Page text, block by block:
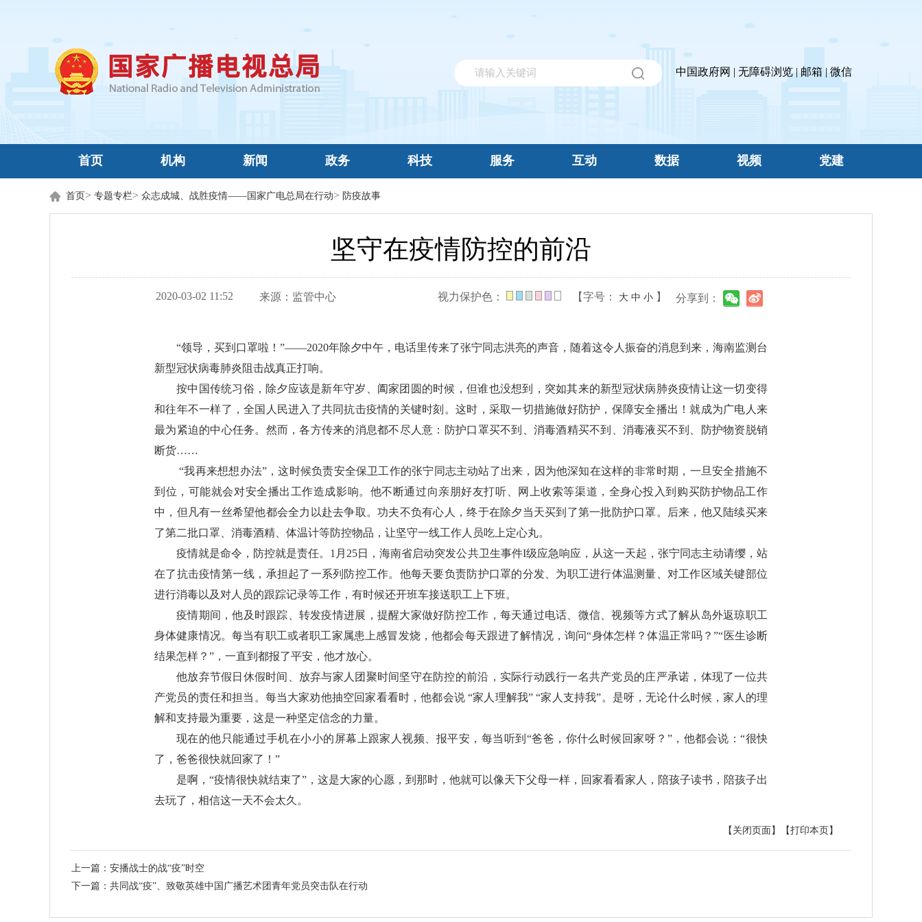
中国政府网 | 无障碍浏览|邮箱 |微信
首页 机构 新闻 政务 科技 服务 互动 数据 视频 党建
首页> 专题专栏> 众志成城、战胜疫情——国家广电总局在行动> 防疫故事
坚守在疫情防控的前沿
2020-03-02 11:52 来源： 监管中心 视力保护色： 【字号： 大 中 小 】 分享到：
“领导，买到口罩啦！”——2020年除夕中午，电话里传来了张宁同志洪亮的声音，随着这令人振奋的消息到来，海南监测台
新型冠状病毒肺炎阻击战真正打响。
按中国传统习俗，除夕应该是新年守岁、阖家团圆的时候，但谁也没想到，突如其来的新型冠状病肺炎疫情让这一切变得
和往年不一样了，全国人民进入了共同抗击疫情的关键时刻。这时，采取一切措施做好防护，保障安全播出！就成为广电人来
最为紧迫的中心任务。然而，各方传来的消息都不尽人意：防护口罩买不到、消毒酒精买不到、消毒液买不到、防护物资脱销
断货……
“我再来想想办法”，这时候负责安全保卫工作的张宁同志主动站了出来，因为他深知在这样的非常时期，一旦安全措施不
到位，可能就会对安全播出工作造成影响。他不断通过向亲朋好友打听、网上收索等渠道，全身心投入到购买防护物品工作
中，但凡有一丝希望他都会全力以赴去争取。功夫不负有心人，终于在除夕当天买到了第一批防护口罩。后来，他又陆续买来
了第二批口罩、消毒酒精、体温计等防控物品，让坚守一线工作人员吃上定心丸。
疫情就是命令，防控就是责任。1月25日，海南省启动突发公共卫生事件I级应急响应，从这一天起，张宁同志主动请缨，站
在了抗击疫情第一线，承担起了一系列防控工作。他每天要负责防护口罩的分发、为职工进行体温测量、对工作区域关键部位
进行消毒以及对人员的跟踪记录等工作，有时候还开班车接送职工上下班。
疫情期间，他及时跟踪、转发疫情进展，提醒大家做好防控工作，每天通过电话、微信、视频等方式了解从岛外返琼职工
身体健康情况。每当有职工或者职工家属患上感冒发烧，他都会每天跟进了解情况，询问“身体怎样？体温正常吗？”“医生诊断
结果怎样？”，一直到都报了平安，他才放心。
他放弃节假日休假时间、放弃与家人团聚时间坚守在防控的前沿，实际行动践行一名共产党员的庄严承诺，体现了一位共
产党员的责任和担当。每当大家劝他抽空回家看看时，他都会说 “家人理解我” “家人支持我”。是呀，无论什么时候，家人的理
解和支持最为重要，这是一种坚定信念的力量。
现在的他只能通过手机在小小的屏幕上跟家人视频、报平安，每当听到“爸爸，你什么时候回家呀？”，他都会说：“很快
了，爸爸很快就回家了！”
是啊，“疫情很快就结束了”，这是大家的心愿，到那时，他就可以像天下父母一样，回家看看家人，陪孩子读书，陪孩子出
去玩了，相信这一天不会太久。
【打印本页】
【关闭页面】
上一篇：安播战士的战“疫”时空
下一篇：共同战“疫”、致敬英雄中国广播艺术团青年党员突击队在行动